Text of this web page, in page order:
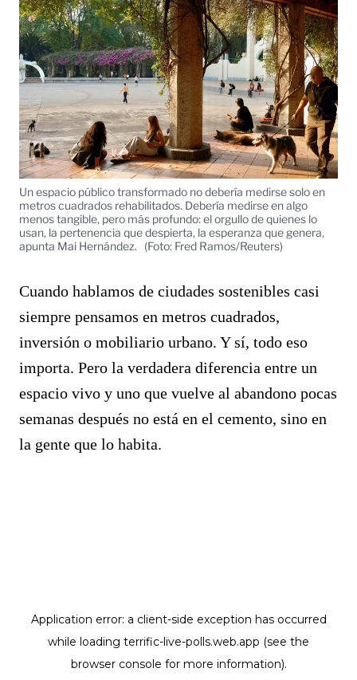
Un espacio público transformado no debería medirse solo en
metros cuadrados rehabilitados. Debería medirse en algo
menos tangible, pero más profundo: el orgullo de quienes lo
usan, la pertenencia que despierta, la esperanza que genera,
apunta Mai Hernández.
(Foto: Fred Ramos/Reuters)
Cuando hablamos de ciudades sostenibles casi
siempre pensamos en metros cuadrados,
inversión o mobiliario urbano. Y sí, todo eso
importa. Pero la verdadera diferencia entre un
espacio vivo y uno que vuelve al abandono pocas
semanas después no está en el cemento, sino en
la gente que lo habita.